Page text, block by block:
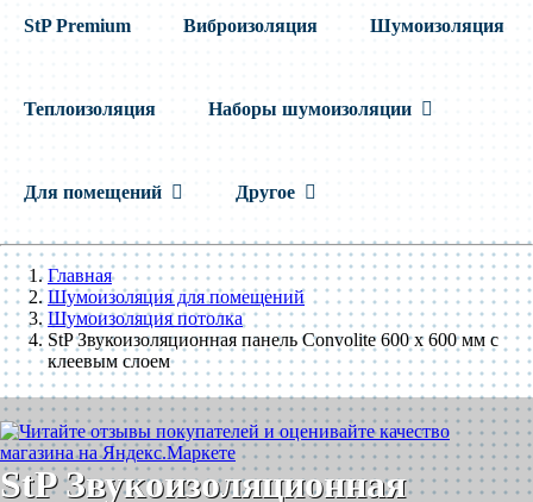
StP Premium Виброизоляция Шумоизоляция
Теплоизоляция Наборы шумоизоляции
Для помещений Другое
Главная
Шумоизоляция для помещений
Шумоизоляция потолка
StP Звукоизоляционная панель Convolite 600 x 600 мм с
клеевым слоем
StP Звукоизоляционная